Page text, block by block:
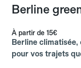
Berline
À partir de 15€
Berline
pour vos trajets